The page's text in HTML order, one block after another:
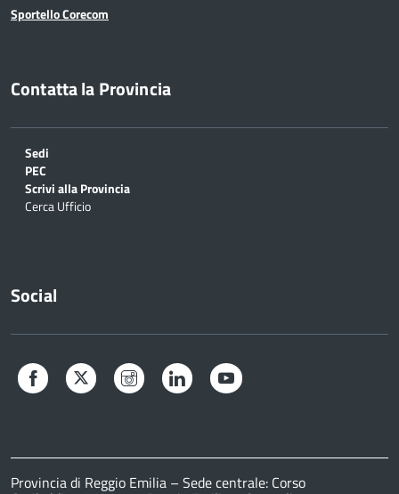
Sportello Corecom
Contatta la Provincia
Sedi
PEC
Scrivi alla Provincia
Cerca Ufficio
Social
Facebook Twitter Instagram LinkedIn
Provincia di Reggio Emilia – Sede centrale: Corso